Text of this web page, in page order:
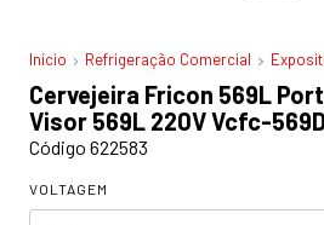
Início Refrigeração Comercial
Cervejeira Fricon 569L
Visor 569L 220V Vcfc-569D
Código 622583
VOLTAGEM